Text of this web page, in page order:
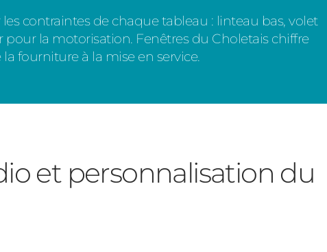
contraintes de chaque tableau : linteau bas, volet
pour la motorisation. Fenêtres du Choletais chiffre
fourniture à la mise en service.
et personnalisation du